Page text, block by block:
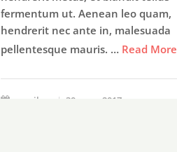
fermentum ut. Aenean leo quam,
hendrerit nec ante in, malesuada
pellentesque mauris. … Read More
marilyne 30 mars 2017